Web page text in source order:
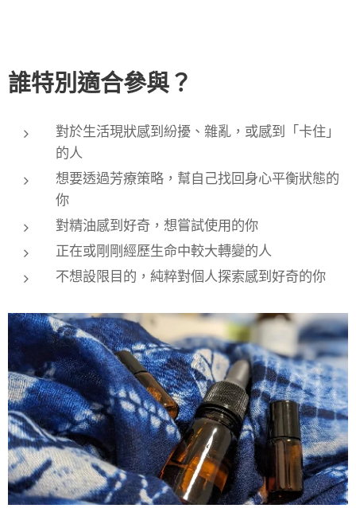
誰特別適合參與？
對於生活現狀感到紛擾、雜亂，或感到「卡住」
的人
想要透過芳療策略，幫自己找回身心平衡狀態的
你
對精油感到好奇，想嘗試使用的你
正在或剛剛經歷生命中較大轉變的人
不想設限目的，純粹對個人探索感到好奇的你